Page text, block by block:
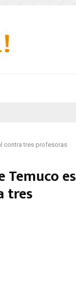
contra tres profesoras
es
tres